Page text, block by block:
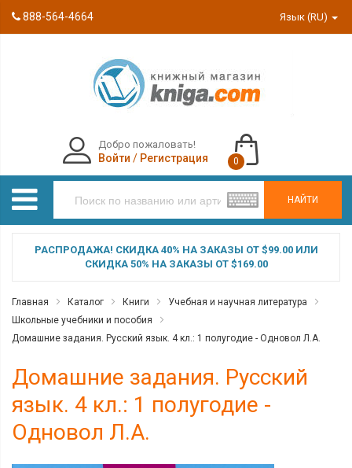
888-564-4664 Язык (RU)
НАЙТИ
Добро пожаловать!
Войти / Регистрация 0
РАСПРОДАЖА! СКИДКА 40% НА ЗАКАЗЫ ОТ $99.00 ИЛИ
СКИДКА 50% НА ЗАКАЗЫ ОТ $169.00
Главная Каталог Книги
Учебная и научная литература
Школьные учебники и пособия
Домашние задания. Русский язык. 4 кл.: 1 полугодие - Одновол Л.А.
Домашние задания. Русский
язык. 4 кл.: 1 полугодие -
Одновол Л.А.